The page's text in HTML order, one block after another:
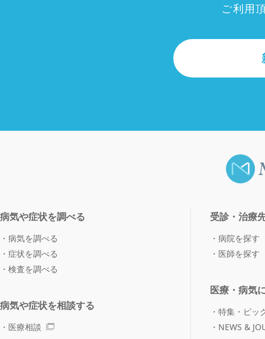
ご利用
病気や症状を調べる
病気を調べる
症状を調べる
検査を調べる
病気や症状を相談する
医療相談
受診・治療
病院を探す
医師を探す
医療・病気
特集・ピッ
NEWS &